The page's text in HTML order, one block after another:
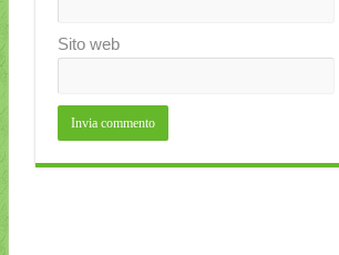
Sito web